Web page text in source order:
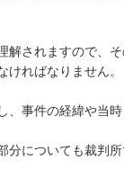
解されますので、
ればなりません。
、事件の経緯や当
分についても裁判